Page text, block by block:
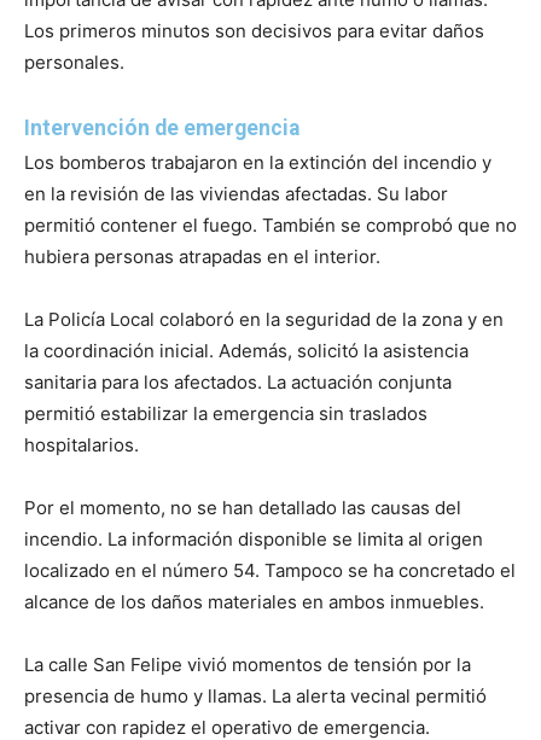
Los primeros minutos son decisivos para evitar daños
personales.
Intervención de emergencia
Los bomberos trabajaron en la extinción del incendio y
en la revisión de las viviendas afectadas. Su labor
permitió contener el fuego. También se comprobó que no
hubiera personas atrapadas en el interior.
La Policía Local colaboró en la seguridad de la zona y en
la coordinación inicial. Además, solicitó la asistencia
sanitaria para los afectados. La actuación conjunta
permitió estabilizar la emergencia sin traslados
hospitalarios.
Por el momento, no se han detallado las causas del
incendio. La información disponible se limita al origen
localizado en el número 54. Tampoco se ha concretado el
alcance de los daños materiales en ambos inmuebles.
La calle San Felipe vivió momentos de tensión por la
presencia de humo y llamas. La alerta vecinal permitió
activar con rapidez el operativo de emergencia.